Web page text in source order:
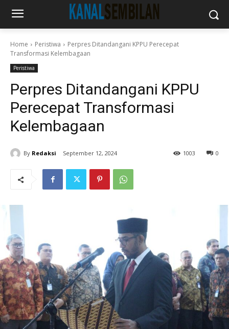
Home Peristiwa
Perpres Ditandangani KPPU Perecepat
Transformasi Kelembagaan
Peristiwa
Perpres Ditandangani KPPU
Perecepat Transformasi
Kelembagaan
By Redaksi September 12, 2024 0
1003